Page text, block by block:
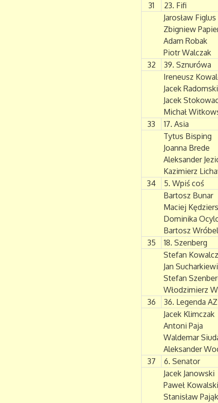
31
23. Fifi
Jarosław Figlus
Zbigniew
Adam Robak
Piotr Walczak
32
39. Sznurówa
Ireneusz
Jacek Radomski
Jacek
Michał
33
17. Asia
Tytus Bisping
Joanna Brede
Aleksander
Kazimierz
34
5. Wpiś coś
Bartosz Bunar
Maciej
Dominika
Bartosz Wróbel
35
18. Szenberg
Stefan
Jan
Stefan
Włodzimierz
36
36. Legenda
Jacek Klimczak
Antoni Paja
Waldemar
Aleksander
37
6. Senator
Jacek Janowski
Paweł Kowalski
Stanisław Pająk